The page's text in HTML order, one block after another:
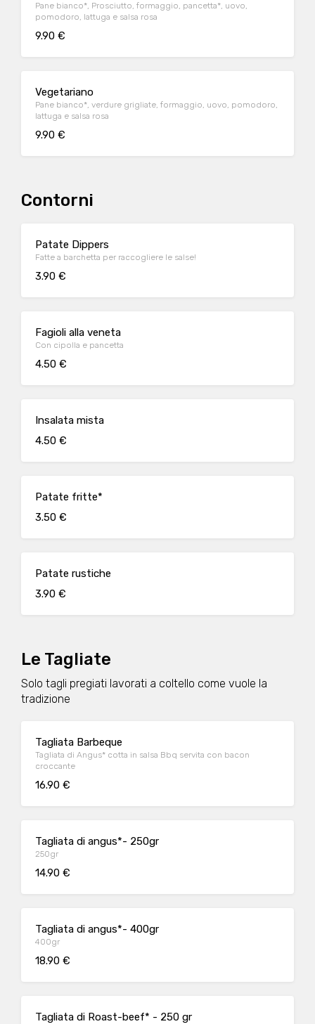
Pane bianco*, Prosciutto, formaggio, pancetta*, uovo,
pomodoro, lattuga e salsa rosa
9.90 €
Vegetariano
Pane bianco*, verdure grigliate, formaggio, uovo, pomodoro,
lattuga e salsa rosa
9.90 €
Contorni
Patate Dippers
Fatte a barchetta per raccogliere le salse!
3.90 €
Fagioli alla veneta
Con cipolla e pancetta
4.50 €
Insalata mista
4.50 €
Patate fritte*
3.50 €
Patate rustiche
3.90 €
Le Tagliate
Solo tagli pregiati lavorati a coltello come vuole la
tradizione
Tagliata Barbeque
Tagliata di Angus* cotta in salsa Bbq servita con bacon
croccante
16.90 €
Tagliata di angus*- 250gr
250gr
14.90 €
Tagliata di angus*- 400gr
400gr
18.90 €
Tagliata di Roast-beef* - 250 gr